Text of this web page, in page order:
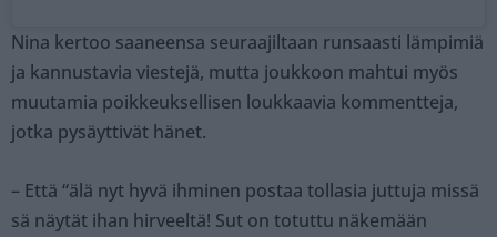
Nina kertoo saaneensa seuraajiltaan runsaasti lämpimiä
ja kannustavia viestejä, mutta joukkoon mahtui myös
muutamia poikkeuksellisen loukkaavia kommentteja,
jotka pysäyttivät hänet.
– Että “älä nyt hyvä ihminen postaa tollasia juttuja missä
sä näytät ihan hirveeltä! Sut on totuttu näkemään